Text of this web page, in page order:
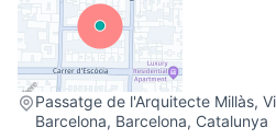
Passatge de l'Arquitecte Millàs,
Barcelona, Barcelona, Catalunya
(Link externo)